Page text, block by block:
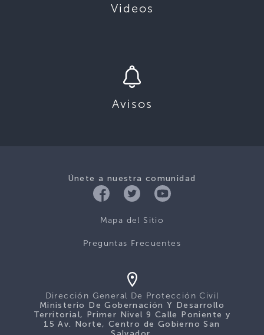
Videos
Avisos
Únete a nuestra comunidad
Mapa del Sitio
Preguntas Frecuentes
Dirección General De Protección Civil
Ministerio De Gobernación Y Desarrollo
Territorial, Primer Nivel 9 Calle Poniente y
15 Av. Norte, Centro de Gobierno San